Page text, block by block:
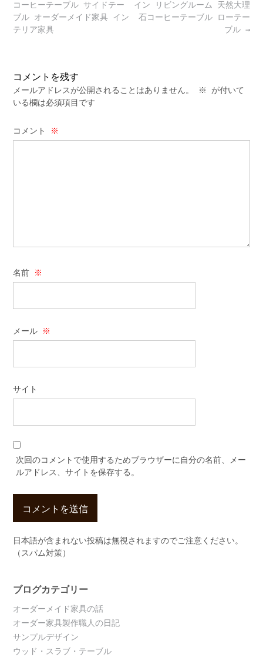
navigation
イン リビングルーム 天然大理
石コーヒーテーブル ローテー
ブル →
コーヒーテーブル サイドテー
ブル オーダーメイド家具 イン
テリア家具
コメントを残す
メールアドレスが公開されることはありません。 ※
が付いて
いる欄は必須項目です
コメント ※
名前 ※
メール ※
サイト
次回のコメントで使用するためブラウザーに自分の名前、メー
ルアドレス、サイトを保存する。
日本語が含まれない投稿は無視されますのでご注意ください。
（スパム対策）
ブログカテゴリー
オーダーメイド家具の話
オーダー家具製作職人の日記
サンプルデザイン
ウッド・スラブ・テーブル